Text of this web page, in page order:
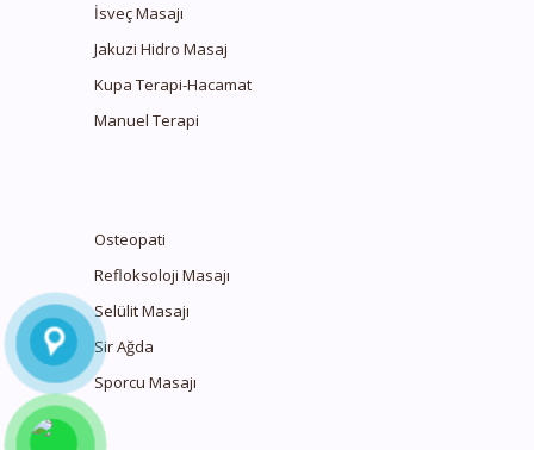
İsveç Masajı
Jakuzi Hidro Masaj
Kupa Terapi-Hacamat
Manuel Terapi
Osteopati
Refloksoloji Masajı
Selülit Masajı
Sir Ağda
Sporcu Masajı